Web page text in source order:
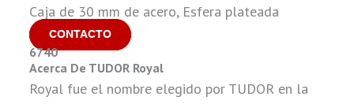
Caja de 30 mm de acero, Esfera plateada
CONTACTO
6740
Acerca De TUDOR Royal
Royal fue el nombre elegido por TUDOR en la